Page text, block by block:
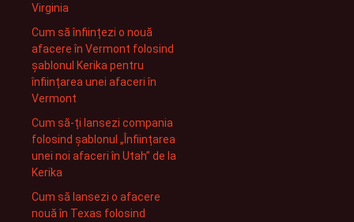
Virginia
Cum să înființezi o nouă
afacere în Vermont folosind
șablonul Kerika pentru
înființarea unei afaceri în
Vermont
Cum să-ți lansezi compania
folosind șablonul „Înființarea
unei noi afaceri în Utah” de la
Kerika
Cum să lansezi o afacere
nouă în Texas folosind